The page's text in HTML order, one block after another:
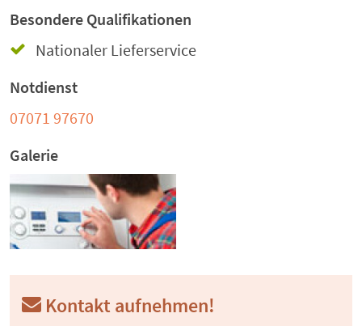
Besondere Qualifikationen
Nationaler Lieferservice
Notdienst
07071 97670
Galerie
Kontakt aufnehmen!